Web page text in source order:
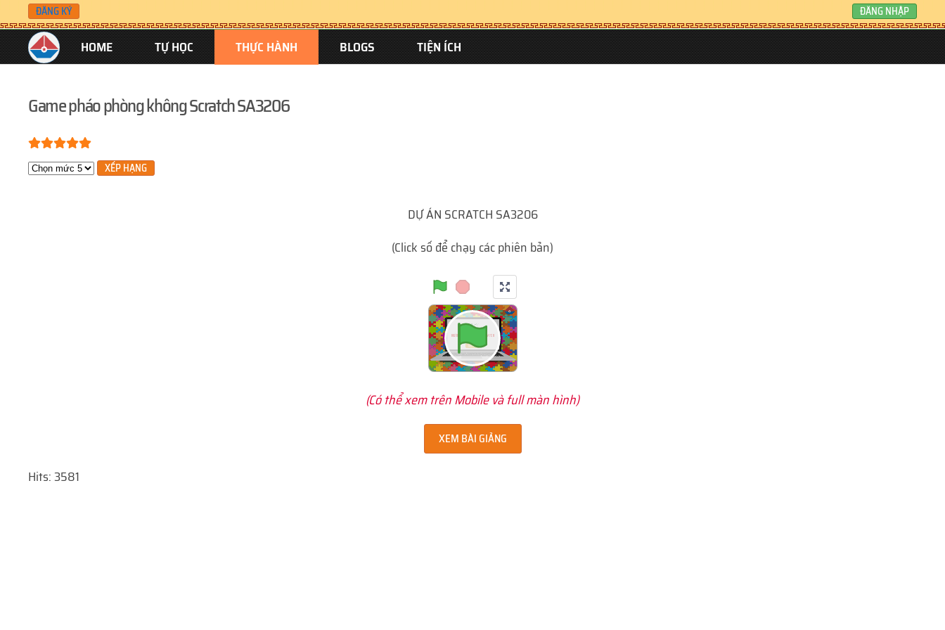
Skip to main content
ĐĂNG KÝ ĐĂNG NHẬP
HOME TỰ HỌC THỰC HÀNH BLOGS TIỆN ÍCH
Game pháo phòng không Scratch SA3206
Bạn đánh giá:
Xin hãy xếp hạng
DỰ ÁN SCRATCH SA3206
(Click số để chạy các phiên bản)
(Có thể xem trên Mobile và full màn hình)
XEM BÀI GIẢNG
Hits: 3581